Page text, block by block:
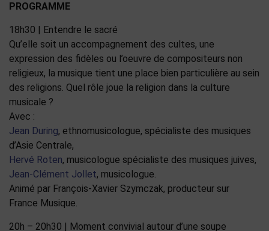
PROGRAMME
18h30 | Entendre le sacré
Qu’elle soit un accompagnement des cultes, une
expression des fidèles ou l’oeuvre de compositeurs non
religieux, la musique tient une place bien particulière au sein
des religions. Quel rôle joue la religion dans la culture
musicale ?
Avec :
Jean During, ethnomusicologue, spécialiste des musiques
d’Asie Centrale,
Hervé Roten, musicologue spécialiste des musiques juives,
Jean-Clément Jollet, musicologue.
Animé par François-Xavier Szymczak, producteur sur
France Musique.
20h – 20h30 | Moment convivial autour d’une soupe